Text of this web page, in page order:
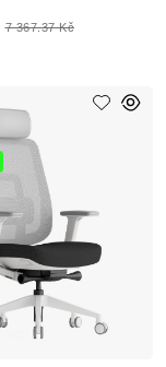
7 367.37 Kč